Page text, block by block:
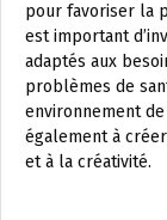
pour favoriser la
est important
adaptés aux
problèmes de
environnement
également à
et à la créativité.